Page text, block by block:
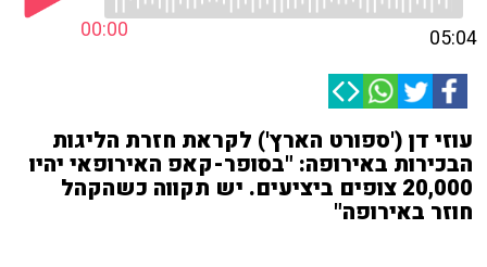
00:00 05:04
עוזי דן ('ספורט הארץ') לקראת חזרת הליגות
הבכירות באירופה: "בסופר-קאפ האירופאי יהיו
20,000 צופים ביציעים. יש תקווה כשהקהל
חוזר באירופה"